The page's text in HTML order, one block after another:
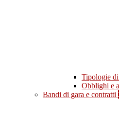
Tipologie
Obblighi e
Bandi di gara e contratti